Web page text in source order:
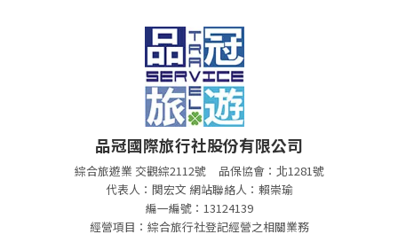
品冠國際旅行社股份有限公司
綜合旅遊業 交觀綜2112號
品保協會：北1281號
代表人：関宏文 網站聯絡人：賴崇瑜
編一編號：13124139
經營項目：綜合旅行社登記經營之相關業務